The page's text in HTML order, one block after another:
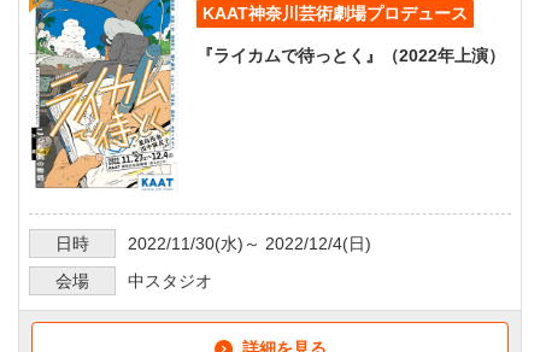
KAAT神奈川芸術劇場プロデュース
『ライカムで待っとく』（2022年上演）
日時 2022/11/30(水)～ 2022/12/4(日)
会場
中スタジオ